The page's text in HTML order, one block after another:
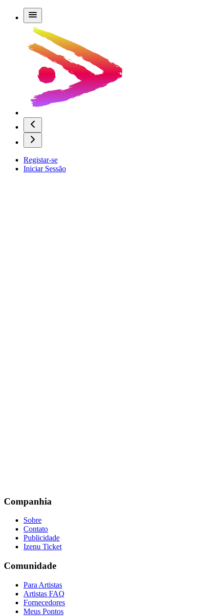
Registar-se
Iniciar Sessão
Companhia
Sobre
Contato
Publicidade
Izenu Ticket
Comunidade
Para Artistas
Artistas FAQ
Fornecedores
Meus Pontos